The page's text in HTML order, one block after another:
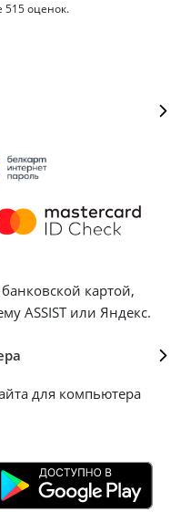
515оценок.
картой,
ASSIST или Яндекс.
для компьютера